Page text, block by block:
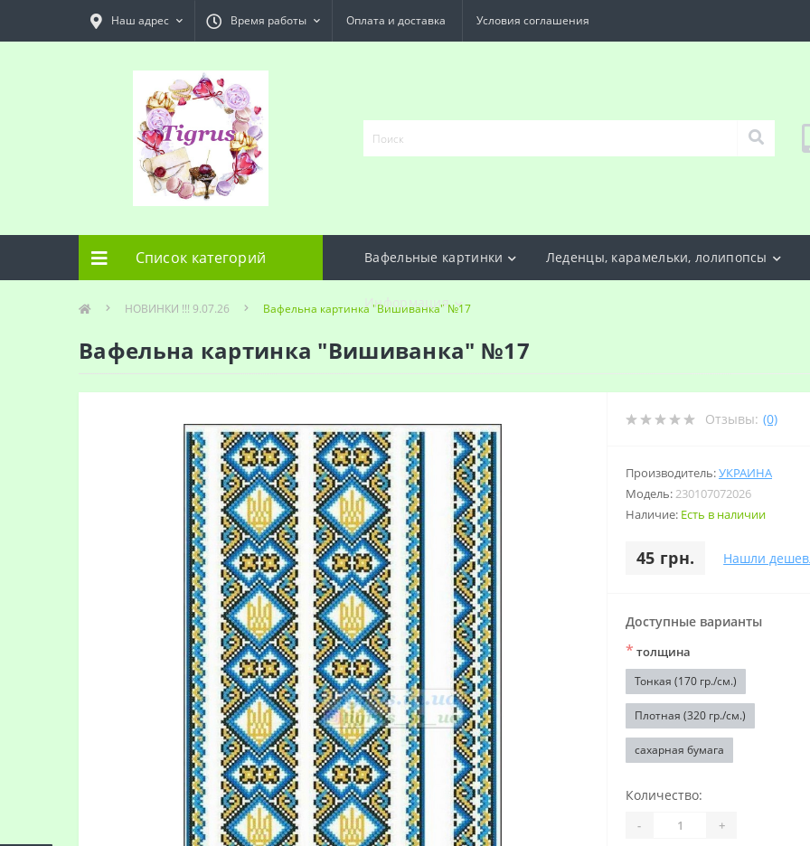
Наш адрес Время работы Оплата и доставка Условия соглашения
Список категорий Вафельные картинки Леденцы, карамельки, лолипопсы
Информация
НОВИНКИ !!! 9.07.26 Вафельна картинка "Вишиванка" №17
Вафельна картинка "Вишиванка" №17
Отзывы: (0)
Производитель:УКРАИНА
Модель:230107072026
Наличие: Есть в наличии
45 грн. Нашли
Доступные варианты
* толщина
Тонкая (170 гр./см.)
Плотная (320 гр./см.)
сахарная бумага
Количество:
- +